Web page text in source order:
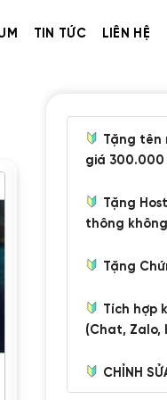
TIN TỨC LIÊN HỆ
Tặng tên
giá
Tặng
thông
Tặng
Tích hợp
(Chat, Zalo,
CHỈNH